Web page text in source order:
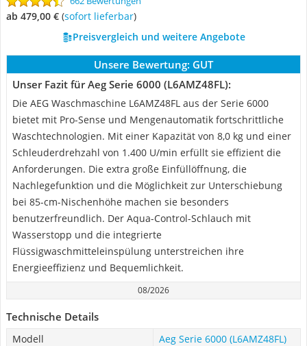
ab 479,00 € ( Sofort lieferbar)
Preisvergleich und weitere Angebote
Unsere Bewertung: GUT
Unser Fazit für Aeg Serie 6000 (L6AMZ48FL):
Die AEG Waschmaschine L6AMZ48FL aus der Serie 6000
bietet mit Pro-Sense und Mengenautomatik fortschrittliche
Waschtechnologien. Mit einer Kapazität von 8,0 kg und einer
Schleuderdrehzahl von 1.400 U/min erfüllt sie effizient die
Anforderungen. Die extra große Einfüllöffnung, die
Nachlegefunktion und die Möglichkeit zur Unterschiebung
bei 85-cm-Nischenhöhe machen sie besonders
benutzerfreundlich. Der Aqua-Control-Schlauch mit
Wasserstopp und die integrierte
Flüssigwaschmitteleinspülung unterstreichen ihre
Energieeffizienz und Bequemlichkeit.
08/2026
Technische Details
Modell
Aeg Serie 6000 (L6AMZ48FL)